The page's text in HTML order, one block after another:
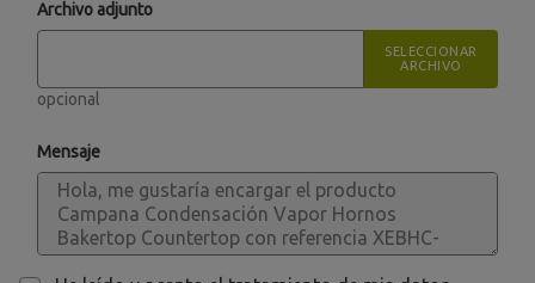
Archivo adjunto
SELECCIONAR
ARCHIVO
opcional
Mensaje